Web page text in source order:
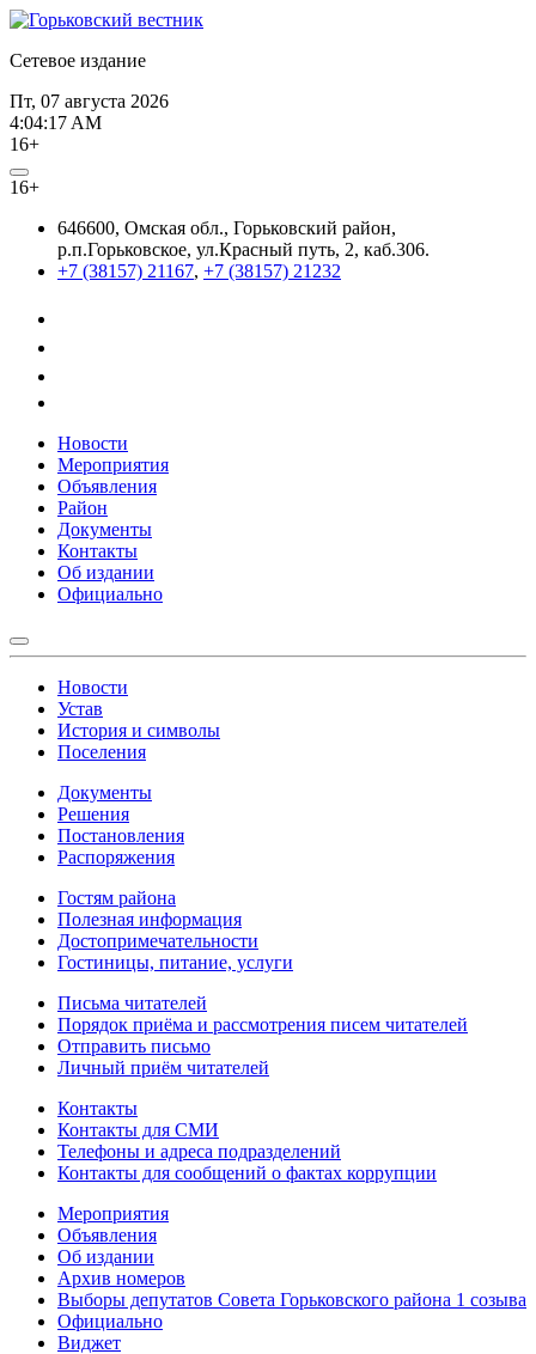
Сетевое издание
Пт, 07 августа 2026
4:04:17 AM
16+
16+
646600, Омская обл., Горьковский район,
р.п.Горьковское, ул.Красный путь, 2, каб.306.
+7 (38157) 21167, +7 (38157) 21232
Новости
Мероприятия
Объявления
Район
Документы
Контакты
Об издании
Официально
Новости
Устав
История и символы
Поселения
Документы
Решения
Постановления
Распоряжения
Гостям района
Полезная информация
Достопримечательности
Гостиницы, питание, услуги
Письма читателей
Порядок приёма и рассмотрения писем читателей
Отправить письмо
Личный приём читателей
Контакты
Контакты для СМИ
Телефоны и адреса подразделений
Контакты для сообщений о фактах коррупции
Мероприятия
Объявления
Об издании
Архив номеров
Выборы депутатов Совета Горьковского района 1 созыва
Официально
Виджет